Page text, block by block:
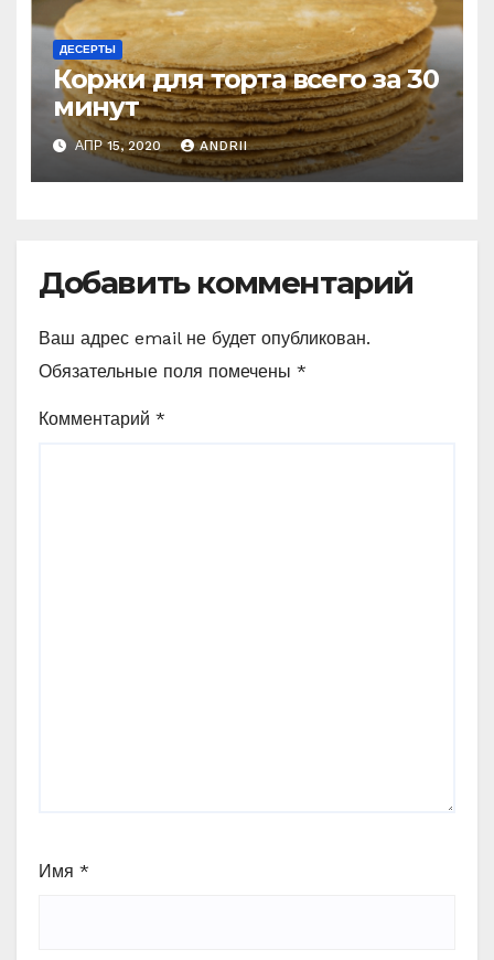
ДЕСЕРТЫ
Коржи для торта всего за 30
минут
АПР 15, 2020 ANDRII
Добавить комментарий
Ваш адрес email не будет опубликован.
Обязательные поля помечены *
Комментарий *
Имя *